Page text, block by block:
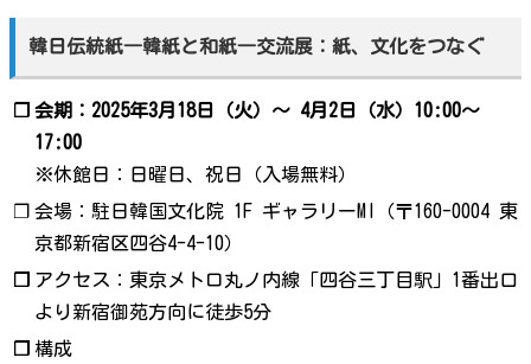
韓日伝統紙―韓紙と和紙―交流展：紙、文化をつなぐ
❐ 会期：2025年3月18日（火）〜 4月2日（水）10:00～
17:00
※休館日：日曜日、祝日（入場無料）
❐ 会場：駐日韓国文化院 1F ギャラリーMI（〒160-0004 東
京都新宿区四谷4-4-10）
❐ アクセス：東京メトロ丸ノ内線「四谷三丁目駅」1番出口
より新宿御苑方向に徒歩5分
❐ 構成